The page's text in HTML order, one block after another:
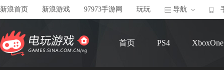
新浪首页 新浪游戏 97973手游网 玩玩 导航
首页 PS4 XboxOne